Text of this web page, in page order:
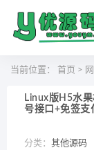
当前位置： 首页 >
Linux版H5水
号接口+免签支
分类： 其他源码